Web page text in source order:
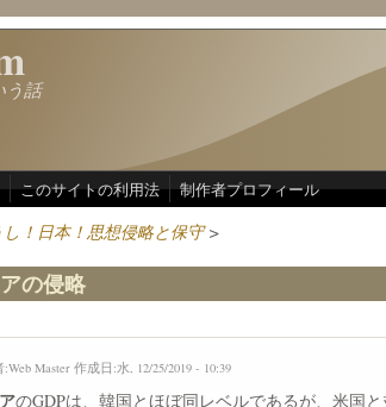
う話
このサイトの利用法 制作者プロフィール
し！日本！思想侵略と保守>
の侵略
:Web Master作成日:水, 12/25/2019 - 10:39
のGDPは、韓国とほぼ同レベルであるが、米国と